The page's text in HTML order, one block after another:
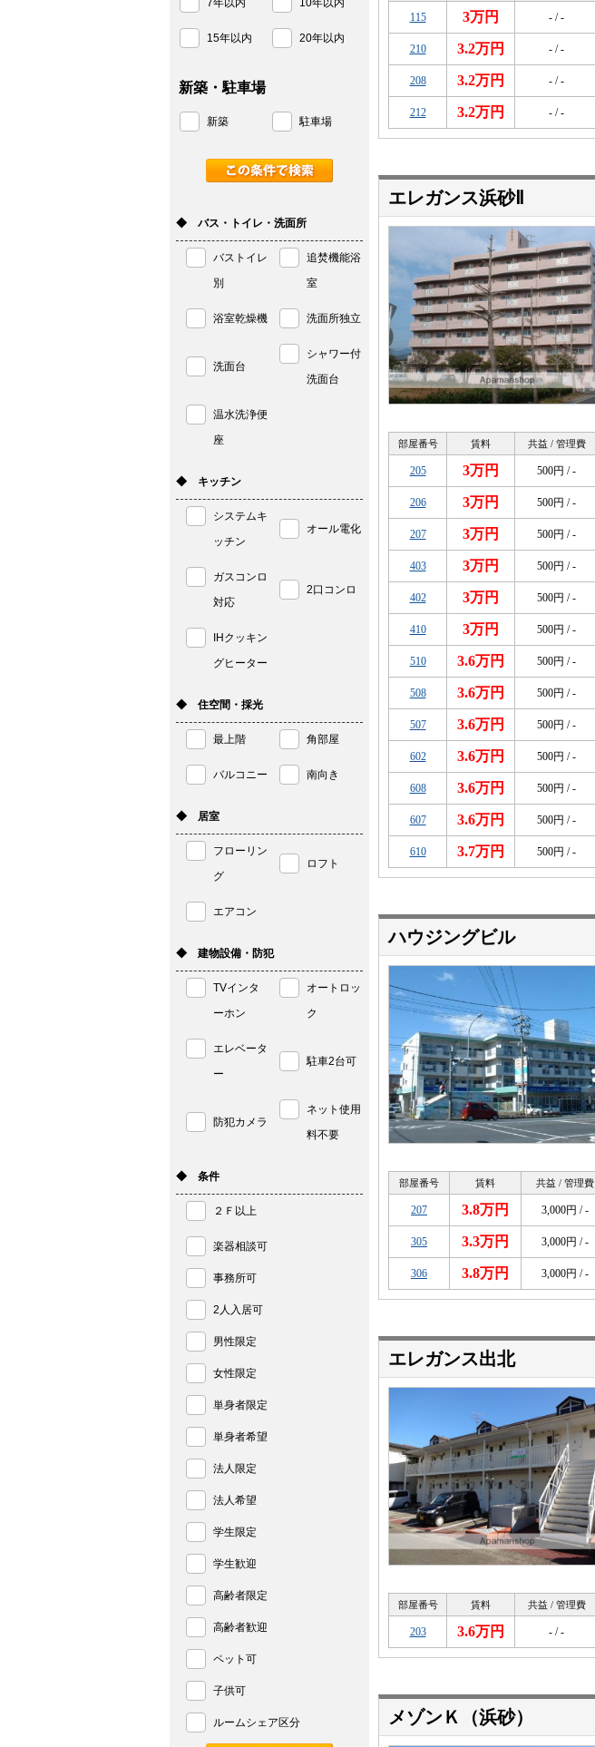
115 3万円 - / -
210 3.2万円 - / -
208 3.2万円 - / -
212 3.2万円 - / -
エレガンス浜砂Ⅱ
部屋番号 賃料 共益 / 管理費
205 3万円 500円 / -
206 3万円 500円 / -
207 3万円 500円 / -
403 3万円 500円 / -
402 3万円 500円 / -
410 3万円 500円 / -
510 3.6万円 500円 / -
508 3.6万円 500円 / -
507 3.6万円 500円 / -
602 3.6万円 500円 / -
608 3.6万円 500円 / -
607 3.6万円 500円 / -
610 3.7万円 500円 / -
ハウジングビル
部屋番号 賃料 共益 / 管理費
207 3.8万円 3,000円 / -
305 3.3万円 3,000円 / -
306 3.8万円 3,000円 / -
エレガンス出北
部屋番号 賃料 共益 / 管理費
203 3.6万円 - / -
メゾンＫ（浜砂）
7年以内 10年以内
15年以内 20年以内
新築・駐車場
新築 駐車場
◆ バス・トイレ・洗面所
バストイレ
別
追焚機能浴
室
浴室乾燥機 洗面所独立
洗面台
シャワー付
洗面台
温水洗浄便
座
◆ キッチン
システムキ
ッチン
オール電化
ガスコンロ
対応
2口コンロ
IHクッキン
グヒーター
◆ 住空間・採光
最上階 角部屋
バルコニー 南向き
◆ 居室
フローリン
グ
ロフト
エアコン
◆ 建物設備・防犯
TVインタ
ーホン
オートロッ
ク
エレベータ
ー
駐車2台可
防犯カメラ
ネット使用
料不要
◆ 条件
２Ｆ以上
楽器相談可
事務所可
2人入居可
男性限定
女性限定
単身者限定
単身者希望
法人限定
法人希望
学生限定
学生歓迎
高齢者限定
高齢者歓迎
ペット可
子供可
ルームシェア区分